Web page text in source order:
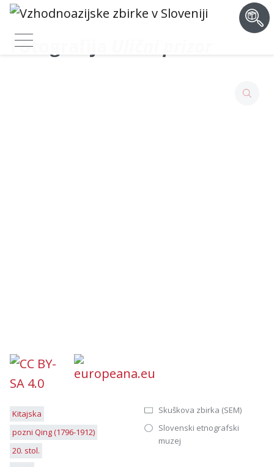
Fotografija
Kitajska
pozni Qing (1796-1912)
20. stol.
Skuškova zbirka (SEM)
Slovenski etnografski
muzej